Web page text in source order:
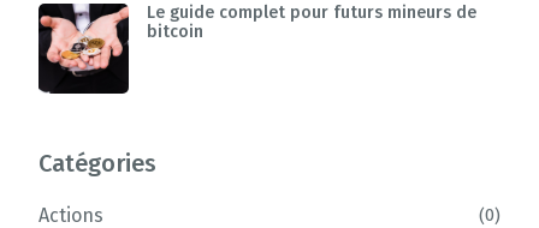
Le guide complet pour futurs mineurs de
bitcoin
Catégories
Actions 0